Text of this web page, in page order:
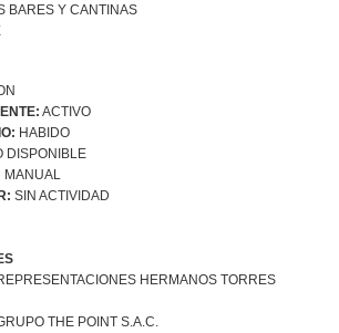
BARES Y CANTINAS
ACTIVO
HABIDO
DISPONIBLE
MANUAL
SIN ACTIVIDAD
HERMANOS TORRES
THE POINT S.A.C.